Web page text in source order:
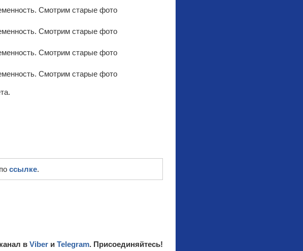
ссылке.
в Viber и Telegram. Присоединяйтесь!